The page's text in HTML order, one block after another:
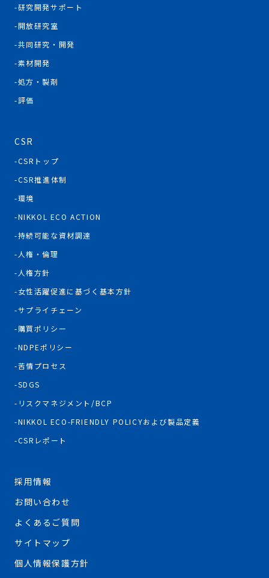
研究開発サポート
開放研究室
共同研究・開発
素材開発
処方・製剤
評価
CSR
CSRトップ
CSR推進体制
環境
NIKKOL ECO ACTION
持続可能な資材調達
人権・倫理
人権方針
女性活躍促進に基づく基本方針
サプライチェーン
購買ポリシー
NDPEポリシー
苦情プロセス
SDGS
リスクマネジメント/BCP
NIKKOL ECO-FRIENDLY POLICYおよび製品定義
CSRレポート
採用情報
お問い合わせ
よくあるご質問
サイトマップ
個人情報保護方針